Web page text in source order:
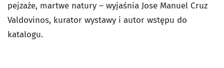
pejzaże, martwe natury – wyjaśnia Jose Manuel Cruz
Valdovinos, kurator wystawy i autor wstępu do
katalogu.